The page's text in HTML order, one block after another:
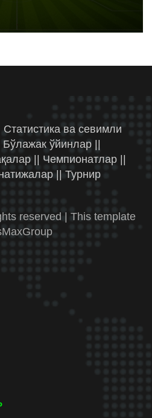
Статистика ва севимли
ўйинлар ||
|| Чемпионатлар ||
|| Турнир
reserved | This template